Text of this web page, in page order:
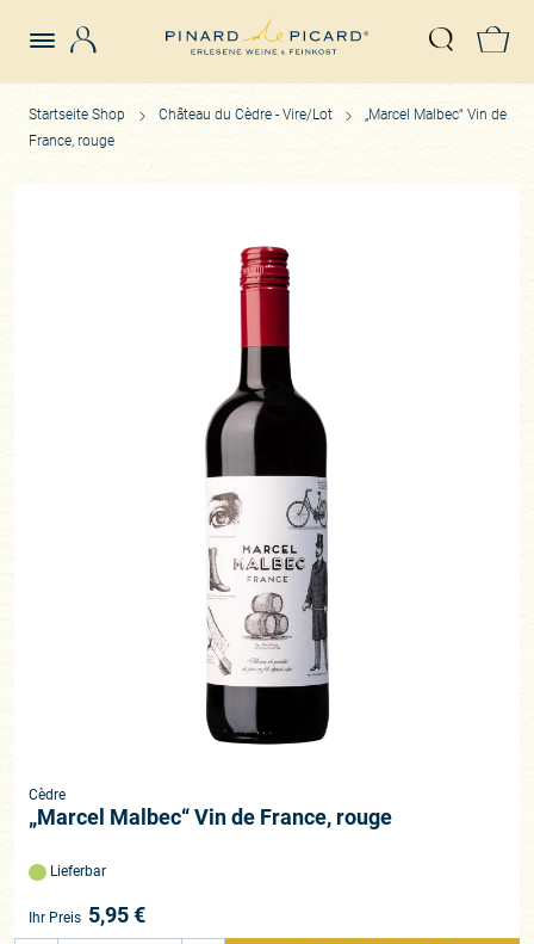
Suche
Startseite Shop Château du Cèdre - Vire/Lot
„Marcel Malbec“ Vin de
France, rouge
Cèdre
„Marcel Malbec“ Vin de France, rouge
Lieferbar
Ihr Preis 5,95€